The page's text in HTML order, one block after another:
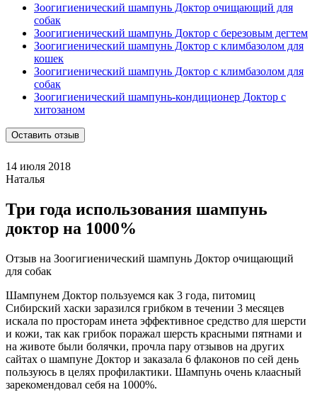
Зоогигиенический шампунь Доктор очищающий для
собак
Зоогигиенический шампунь Доктор с березовым дегтем
Зоогигиенический шампунь Доктор с климбазолом для
кошек
Зоогигиенический шампунь Доктор с климбазолом для
собак
Зоогигиенический шампунь-кондиционер Доктор с
хитозаном
Оставить отзыв
14 июля 2018
Наталья
Три года использования шампунь
доктор на 1000%
Отзыв на Зоогигиенический шампунь Доктор очищающий
для собак
Шампунем Доктор пользуемся как 3 года, питомиц
Сибирский хаски заразился грибком в течении 3 месяцев
искала по просторам инета эффективное средство для шерсти
и кожи, так как грибок поражал шерсть красными пятнами и
на животе были болячки, прочла пару отзывов на других
сайтах о шампуне Доктор и заказала 6 флаконов по сей день
пользуюсь в целях профилактики. Шампунь очень клаасный
зарекомендовал себя на 1000%.